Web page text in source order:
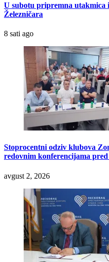
U subotu pripremna utakmica
Železničara
8 sati ago
Stoprocentni odziv klubova
redovnim konferencijama pred
avgust 2, 2026